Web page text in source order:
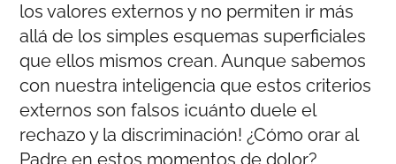
los valores externos y no permiten ir más
allá de los simples esquemas superficiales
que ellos mismos crean. Aunque sabemos
con nuestra inteligencia que estos criterios
externos son falsos ¡cuánto duele el
rechazo y la discriminación! ¿Cómo orar al